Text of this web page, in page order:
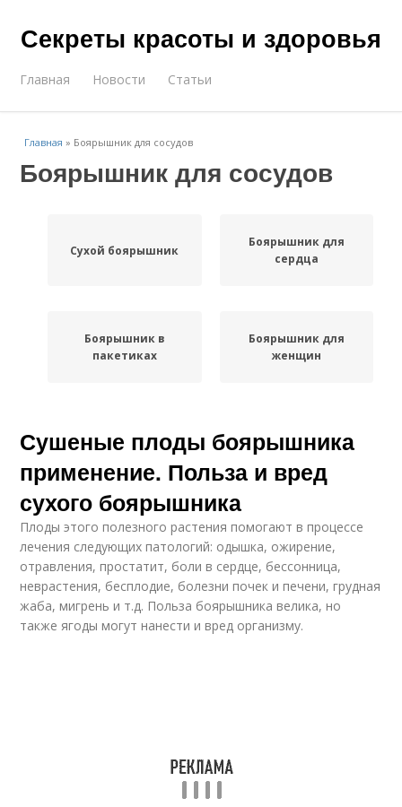
Секреты красоты и здоровья
Главная Новости Статьи
Главная » Боярышник для сосудов
Боярышник для сосудов
Сухой боярышник
Боярышник для
сердца
Боярышник в
пакетиках
Боярышник для
женщин
Сушеные плоды боярышника
применение. Польза и вред
сухого боярышника
Плоды этого полезного растения помогают в процессе
лечения следующих патологий: одышка, ожирение,
отравления, простатит, боли в сердце, бессонница,
неврастения, бесплодие, болезни почек и печени, грудная
жаба, мигрень и т.д. Польза боярышника велика, но
также ягоды могут нанести и вред организму.